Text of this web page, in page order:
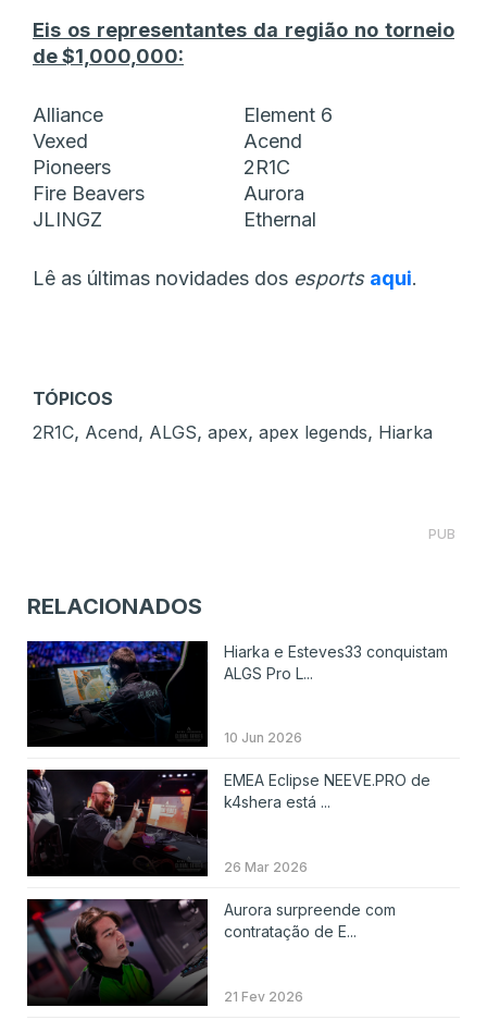
Eis os representantes da região no torneio
de $1,000,000:
Alliance
Element 6
Vexed
Acend
Pioneers
2R1C
Fire Beavers
Aurora
JLINGZ
Ethernal
Lê as últimas novidades dos esports aqui.
TÓPICOS
2R1C, Acend, ALGS, apex, apex legends, Hiarka
PUB
RELACIONADOS
Hiarka e Esteves33 conquistam
ALGS Pro L...
10 Jun 2026
EMEA Eclipse NEEVE.PRO de
k4shera está ...
26 Mar 2026
Aurora surpreende com
contratação de E...
21 Fev 2026